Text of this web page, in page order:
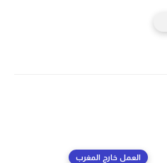
العمل خارج المغرب